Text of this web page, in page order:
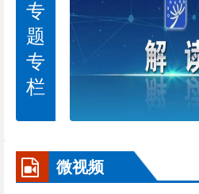
专
题
专
栏
微视频